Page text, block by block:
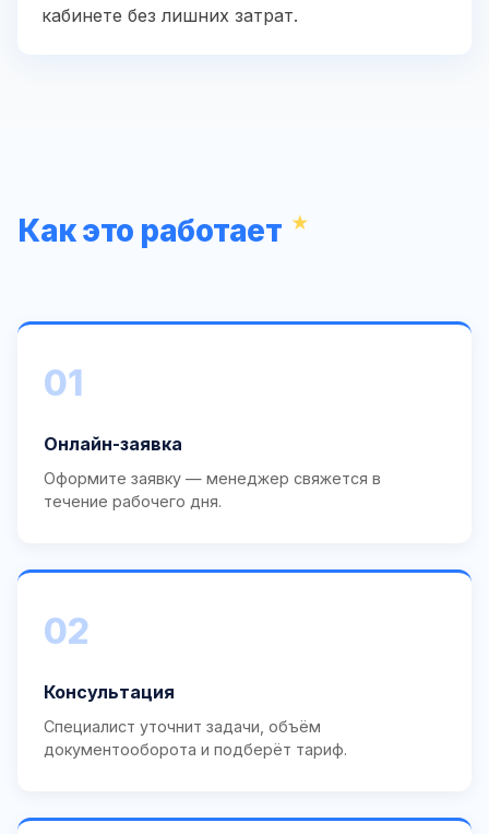
кабинете без лишних затрат.
Как это работает
01
Онлайн-заявка
Оформите заявку — менеджер свяжется в
течение рабочего дня.
02
Консультация
Специалист уточнит задачи, объём
документооборота и подберёт тариф.